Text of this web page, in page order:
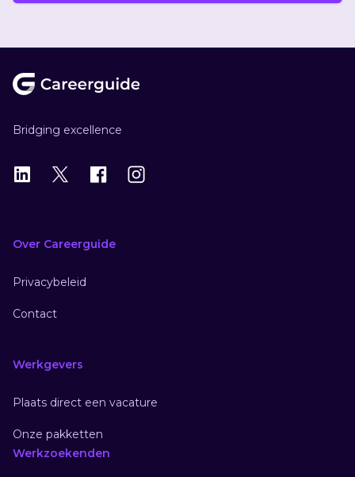
Bridging excellence
LinkedIn
X Instagram
Over Careerguide
Privacybeleid
Contact
Werkgevers
Plaats direct een vacature
Onze pakketten
Werkzoekenden